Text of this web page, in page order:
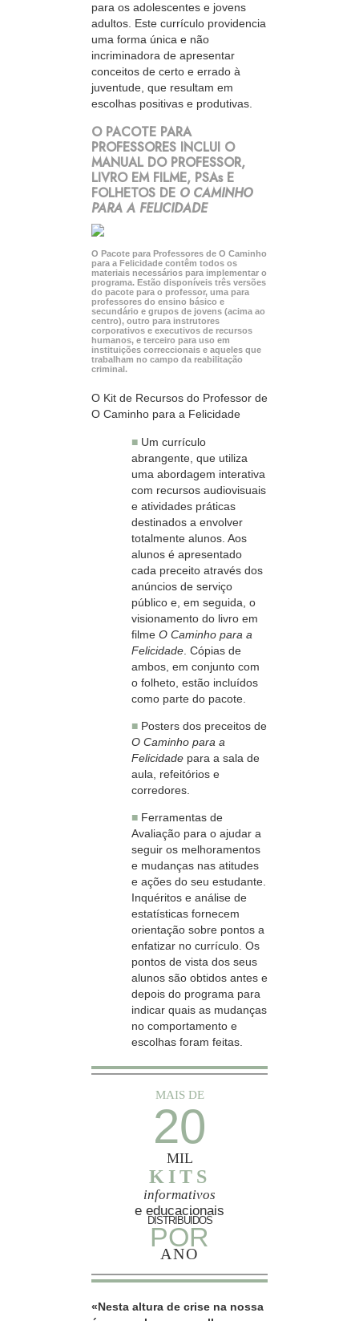
para os adolescentes e jovens
adultos. Este currículo providencia
uma forma única e não
incriminadora de apresentar
conceitos de certo e errado à
juventude, que resultam em
escolhas positivas e produtivas.
O PACOTE PARA
PROFESSORES INCLUI O
MANUAL DO PROFESSOR,
LIVRO EM FILME, PSAs E
FOLHETOS DE O CAMINHO
PARA A FELICIDADE
O Pacote para Professores de O Caminho
para a Felicidade contêm todos os
materiais necessários para implementar o
programa. Estão disponíveis três versões
do pacote para o professor, uma para
professores do ensino básico e
secundário e grupos de jovens (acima ao
centro), outro para instrutores
corporativos e executivos de recursos
humanos, e terceiro para uso em
instituições correccionais e aqueles que
trabalham no campo da reabilitação
criminal.
O Kit de Recursos do Professor de
O Caminho para a Felicidade
■ Um currículo
abrangente, que utiliza
uma abordagem interativa
com recursos audiovisuais
e atividades práticas
destinados a envolver
totalmente alunos. Aos
alunos é apresentado
cada preceito através dos
anúncios de serviço
público e, em seguida, o
visionamento do livro em
filme O Caminho para a
Felicidade . Cópias de
ambos, em conjunto com
o folheto, estão incluídos
como parte do pacote.
■ Posters dos preceitos de
O Caminho para a
Felicidade para a sala de
aula, refeitórios e
corredores.
■ Ferramentas de
Avaliação para o ajudar a
seguir os melhoramentos
e mudanças nas atitudes
e ações do seu estudante.
Inquéritos e análise de
estatísticas fornecem
orientação sobre pontos a
enfatizar no currículo. Os
pontos de vista dos seus
alunos são obtidos antes e
depois do programa para
indicar quais as mudanças
no comportamento e
escolhas foram feitas.
MAIS DE
20
MIL
KITS
informativos
e educacionais
DISTRIBUÍDOS
POR
ANO
«Nesta altura de crise na nossa